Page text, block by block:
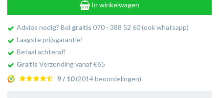
In winkelwagen
Advies nodig? Bel gratis 070 - 388 52 60 (ook whatsapp)
Laagste prijsgarantie!
Betaal achteraf!
Gratis Verzending vanaf €65
9 / 10(2014 beoordelingen)